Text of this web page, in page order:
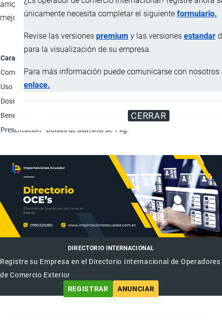
únicamente necesita completar el siguiente formulario.
Revise las versiones premium y las versiones estandar
para la visualización de su empresa.
Para más información puede comunicarse con nosotros
enlace.
CERRAR
amoniacal, ajusta el pH de la calidad de agua, contribuyendo a
mejorar la supervivencia en camarones.
Característica
Composición
Bacillus licheniformis 40%; Bacillus subtilis 40%;
Uso
Directo al medio de cultivo; Disuelva la dosis a usar en
Dosis
30 a 50 gramos por hectárea.
Beneficios
Descompone el cebo residual y la materia orgánica del
Presentación
Bolsas de aluminio de 1 kg.
DIRECTORIO INTERNACIONAL
Registre su Empresa en el Directorio Internacional de Operadores
de Comercio Exterior
REGISTRAR
ANUNCIAR